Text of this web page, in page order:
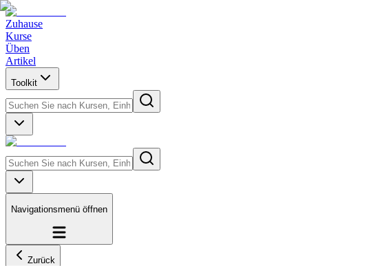
Zuhause
Kurse
Üben
Artikel
Toolkit
Navigationsmenü öffnen
Zurück